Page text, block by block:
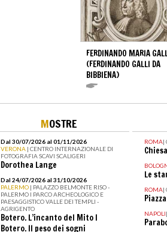
FERDINANDO MARIA
(FERDINANDO GALLI DA
BIBBIENA)
MOSTRE
Dal 30/07/2026 al 01/11/2026
VERONA | CENTRO INTERNAZIONALE DI
FOTOGRAFIA SCAVI SCALIGERI
Dorothea Lange
Dal 24/07/2026 al 31/10/2026
PALERMO | PALAZZO BELMONTE RISO -
PALERMO I PARCO ARCHEOLOGICO E
PAESAGGISTICO VALLE DEI TEMPLI -
AGRIGENTO
Botero. L’incanto del Mito I
Botero. Il peso dei sogni
ROMA|
Le
ROMA|
NAPOLI|